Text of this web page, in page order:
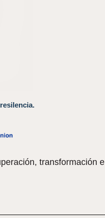
transformación e